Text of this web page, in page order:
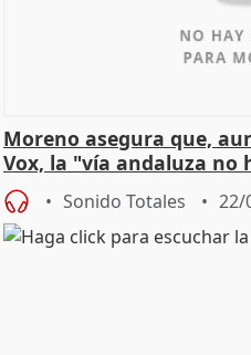
Moreno asegura que,
Vox, la "vía andaluza no
"cambiar"
Sonido Totales 22/